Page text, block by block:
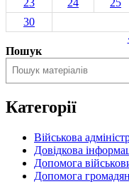
23
24 25
30
Пошук
Категорії
Військова
Довідкова
Допомога
Допомога